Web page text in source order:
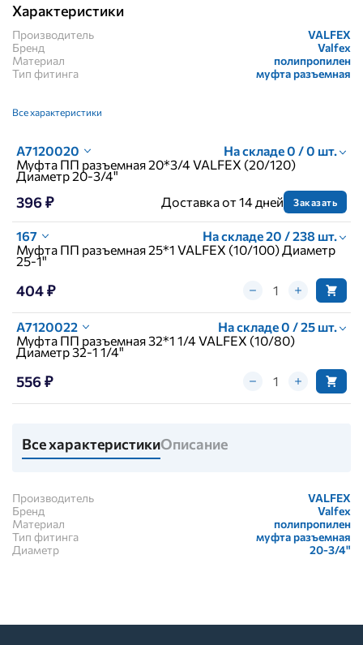
Характеристики
Производитель
VALFEX
Бренд
Valfex
Материал
полипропилен
Тип фитинга
муфта разъемная
Все характеристики
A7120020
На складе 0 / 0 шт.
Муфта ПП разъемная 20*3/4 VALFEX (20/120)
Диаметр 20-3/4"
396 ₽ Доставка от 14 дней Заказать
167
На складе 20 / 238 шт.
Муфта ПП разъемная 25*1 VALFEX (10/100) Диаметр
25-1"
404 ₽
A7120022
На складе 0 / 25 шт.
Муфта ПП разъемная 32*1 1/4 VALFEX (10/80)
Диаметр 32-1 1/4"
556 ₽
Все характеристикиОписание
Производитель
VALFEX
Бренд
Valfex
Материал
полипропилен
Тип фитинга
муфта разъемная
Диаметр
20-3/4"